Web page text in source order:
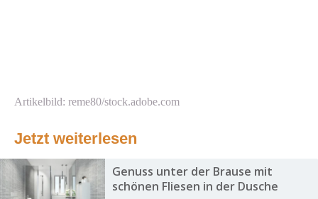
Artikelbild: reme80/stock.adobe.com
Jetzt weiterlesen
Genuss unter der Brause mit
schönen Fliesen in der Dusche